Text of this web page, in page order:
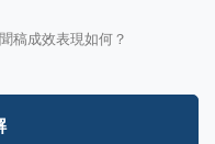
稿成效表現如何？